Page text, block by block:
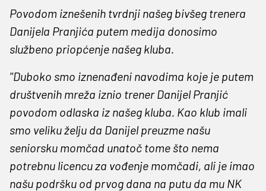
Povodom iznešenih tvrdnji našeg bivšeg trenera
Danijela Pranjića putem medija donosimo
službeno priopćenje našeg kluba.
''Duboko smo iznenađeni navodima koje je putem
društvenih mreža iznio trener Danijel Pranjić
povodom odlaska iz našeg kluba. Kao klub imali
smo veliku želju da Danijel preuzme našu
seniorsku momčad unatoč tome što nema
potrebnu licencu za vođenje momčadi, ali je imao
našu podršku od prvog dana na putu da mu NK